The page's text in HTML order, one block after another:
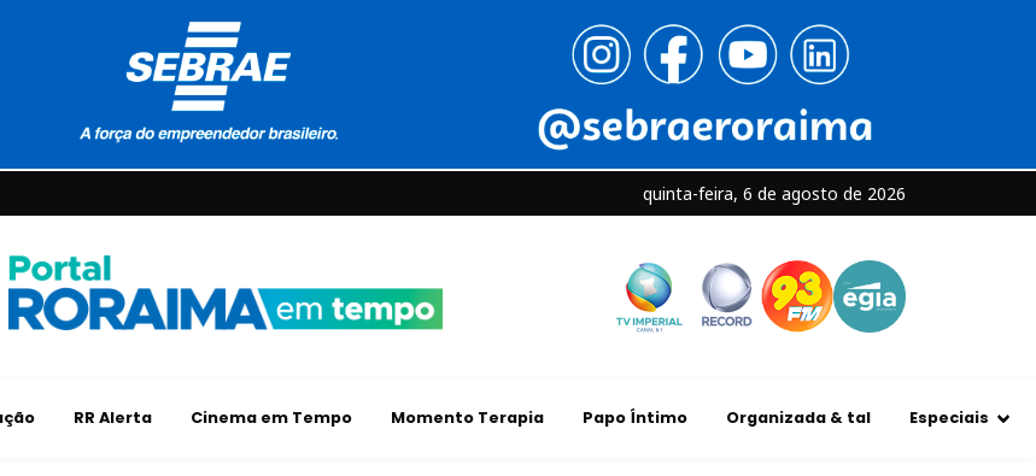
quinta-feira, 6 de agosto de 2026
RR Alerta Cinema em Tempo Momento Terapia Papo Íntimo Organizada & tal Especiais